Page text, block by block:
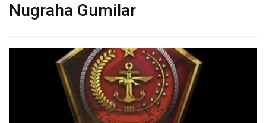
Nugraha Gumilar